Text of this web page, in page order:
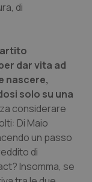
di
dar vita ad
nascere,
solo su una
considerare
Di Maio
un passo
di
Insomma, se